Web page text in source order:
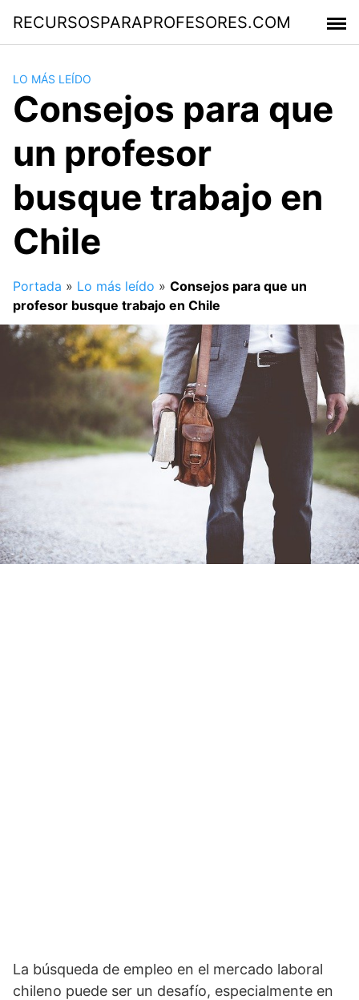
contenido
RECURSOSPARAPROFESORES.COM
LO MÁS LEÍDO
Consejos para que
un profesor
busque trabajo en
Chile
Portada » Lo más leído » Consejos para que un
profesor busque trabajo en Chile
La búsqueda de empleo en el mercado laboral
chileno puede ser un desafío, especialmente en